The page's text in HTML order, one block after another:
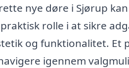
nye døre i Sjørup
rolle i at sikre
og funktionalitet. Et
igennem